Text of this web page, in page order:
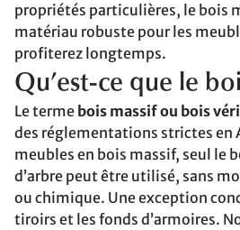
propriétés particulières, le bois
matériau robuste pour les
profiterez longtemps.
Qu’est-ce que le
Le terme bois massif ou bois
des réglementations strictes en
meubles en bois massif, seul le
d’arbre peut être utilisé, sans
ou chimique. Une exception
tiroirs et les fonds d’armoires.